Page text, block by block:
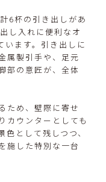
6杯の引き出しがあ
し入れに便利なオ
います。引き出しに
属製引手や、足元
部の意匠が、全体
ため、壁際に寄せ
カウンターとしても
として残しつつ、
施した特別な一台